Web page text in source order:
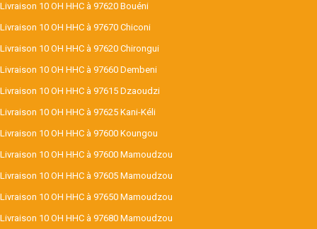
Livraison 10 OH HHC à 97620 Bouéni
Livraison 10 OH HHC à 97670 Chiconi
Livraison 10 OH HHC à 97620 Chirongui
Livraison 10 OH HHC à 97660 Dembeni
Livraison 10 OH HHC à 97615 Dzaoudzi
Livraison 10 OH HHC à 97625 Kani-Kéli
Livraison 10 OH HHC à 97600 Koungou
Livraison 10 OH HHC à 97600 Mamoudzou
Livraison 10 OH HHC à 97605 Mamoudzou
Livraison 10 OH HHC à 97650 Mamoudzou
Livraison 10 OH HHC à 97680 Mamoudzou